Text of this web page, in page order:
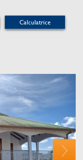
Calculatrice